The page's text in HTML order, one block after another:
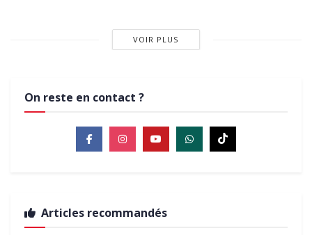
VOIR PLUS
On reste en contact ?
Articles recommandés